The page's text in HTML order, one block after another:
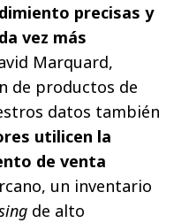
precisas y
vez más
Marquard,
de productos de
datos también
utilicen la
de venta
un inventario
de alto